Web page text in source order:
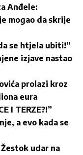
Anđele:
mogao da skrije
se htjela ubiti!”
izjave nastao
prolazi kroz
eura
I TERZE?!”
a evo kada se
udar na